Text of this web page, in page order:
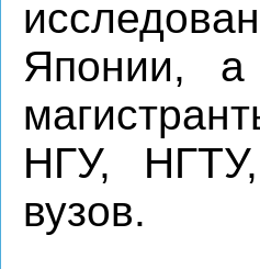
Японии, а
НГУ,
вузов.